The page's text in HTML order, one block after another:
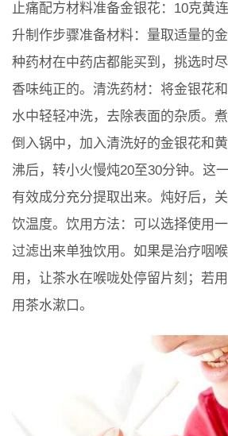
止痛配方材料准备金银花：10克黄
升制作步骤准备材料：量取适量的
种药材在中药店都能买到，挑选时尽
香味纯正的。清洗药材：将金银花
水中轻轻冲洗，去除表面的杂质。
倒入锅中，加入清洗好的金银花和
沸后，转小火慢炖20至30分钟。这
有效成分充分提取出来。炖好后，
饮温度。饮用方法：可以选择使用
过滤出来单独饮用。如果是治疗咽
用，让茶水在喉咙处停留片刻；若
用茶水漱口。